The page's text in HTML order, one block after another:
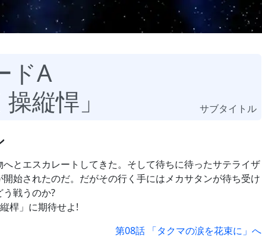
ドA
縦悍」
サブタイトル
とエスカレートしてきた。そして待ちに待ったサテライザ
始されたのだ。だがその行く手にはメカサタンが待ち受け
戦うのか?
桿」に期待せよ!
第08話 「タクマの涙を花束に」へ